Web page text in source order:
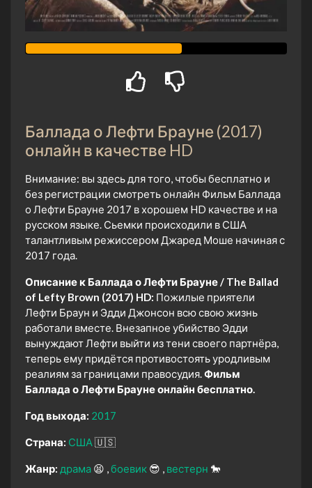
Баллада о Лефти Брауне (2017)
онлайн в качестве HD
Внимание: вы здесь для того, чтобы бесплатно и
без регистрации смотреть онлайн Фильм Баллада
о Лефти Брауне 2017 в хорошем HD качестве и на
русском языке. Сьемки происходили в США
талантливым режиссером Джаред Моше начиная с
2017 года.
Описание к Баллада о Лефти Брауне / The Ballad
of Lefty Brown (2017) HD: Пожилые приятели
Лефти Браун и Эдди Джонсон всю свою жизнь
работали вместе. Внезапное убийство Эдди
вынуждают Лефти выйти из тени своего партнёра,
теперь ему придётся противостоять уродливым
реалиям за границами правосудия. Фильм
Баллада о Лефти Брауне онлайн бесплатно.
Год выхода: 2017
Страна: США 🇺🇸
Жанр: драма 😫 боевик 😎 вестерн 🐎